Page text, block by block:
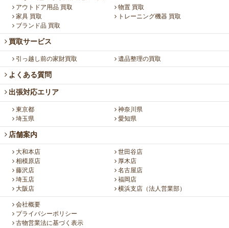
アウトドア用品 買取
物置 買取
家具 買取
トレーニング機器 買取
ブランド品 買取
買取サービス
引っ越し前の家財買取 遺品整理の買取
よくある質問
出張対応エリア
東京都
神奈川県
埼玉県
愛知県
店舗案内
大和本店
世田谷店
相模原店
厚木店
藤沢店
名古屋店
埼玉店
福岡店
大阪店
横浜支店（法人営業部）
会社概要
プライバシーポリシー
古物営業法に基づく表示